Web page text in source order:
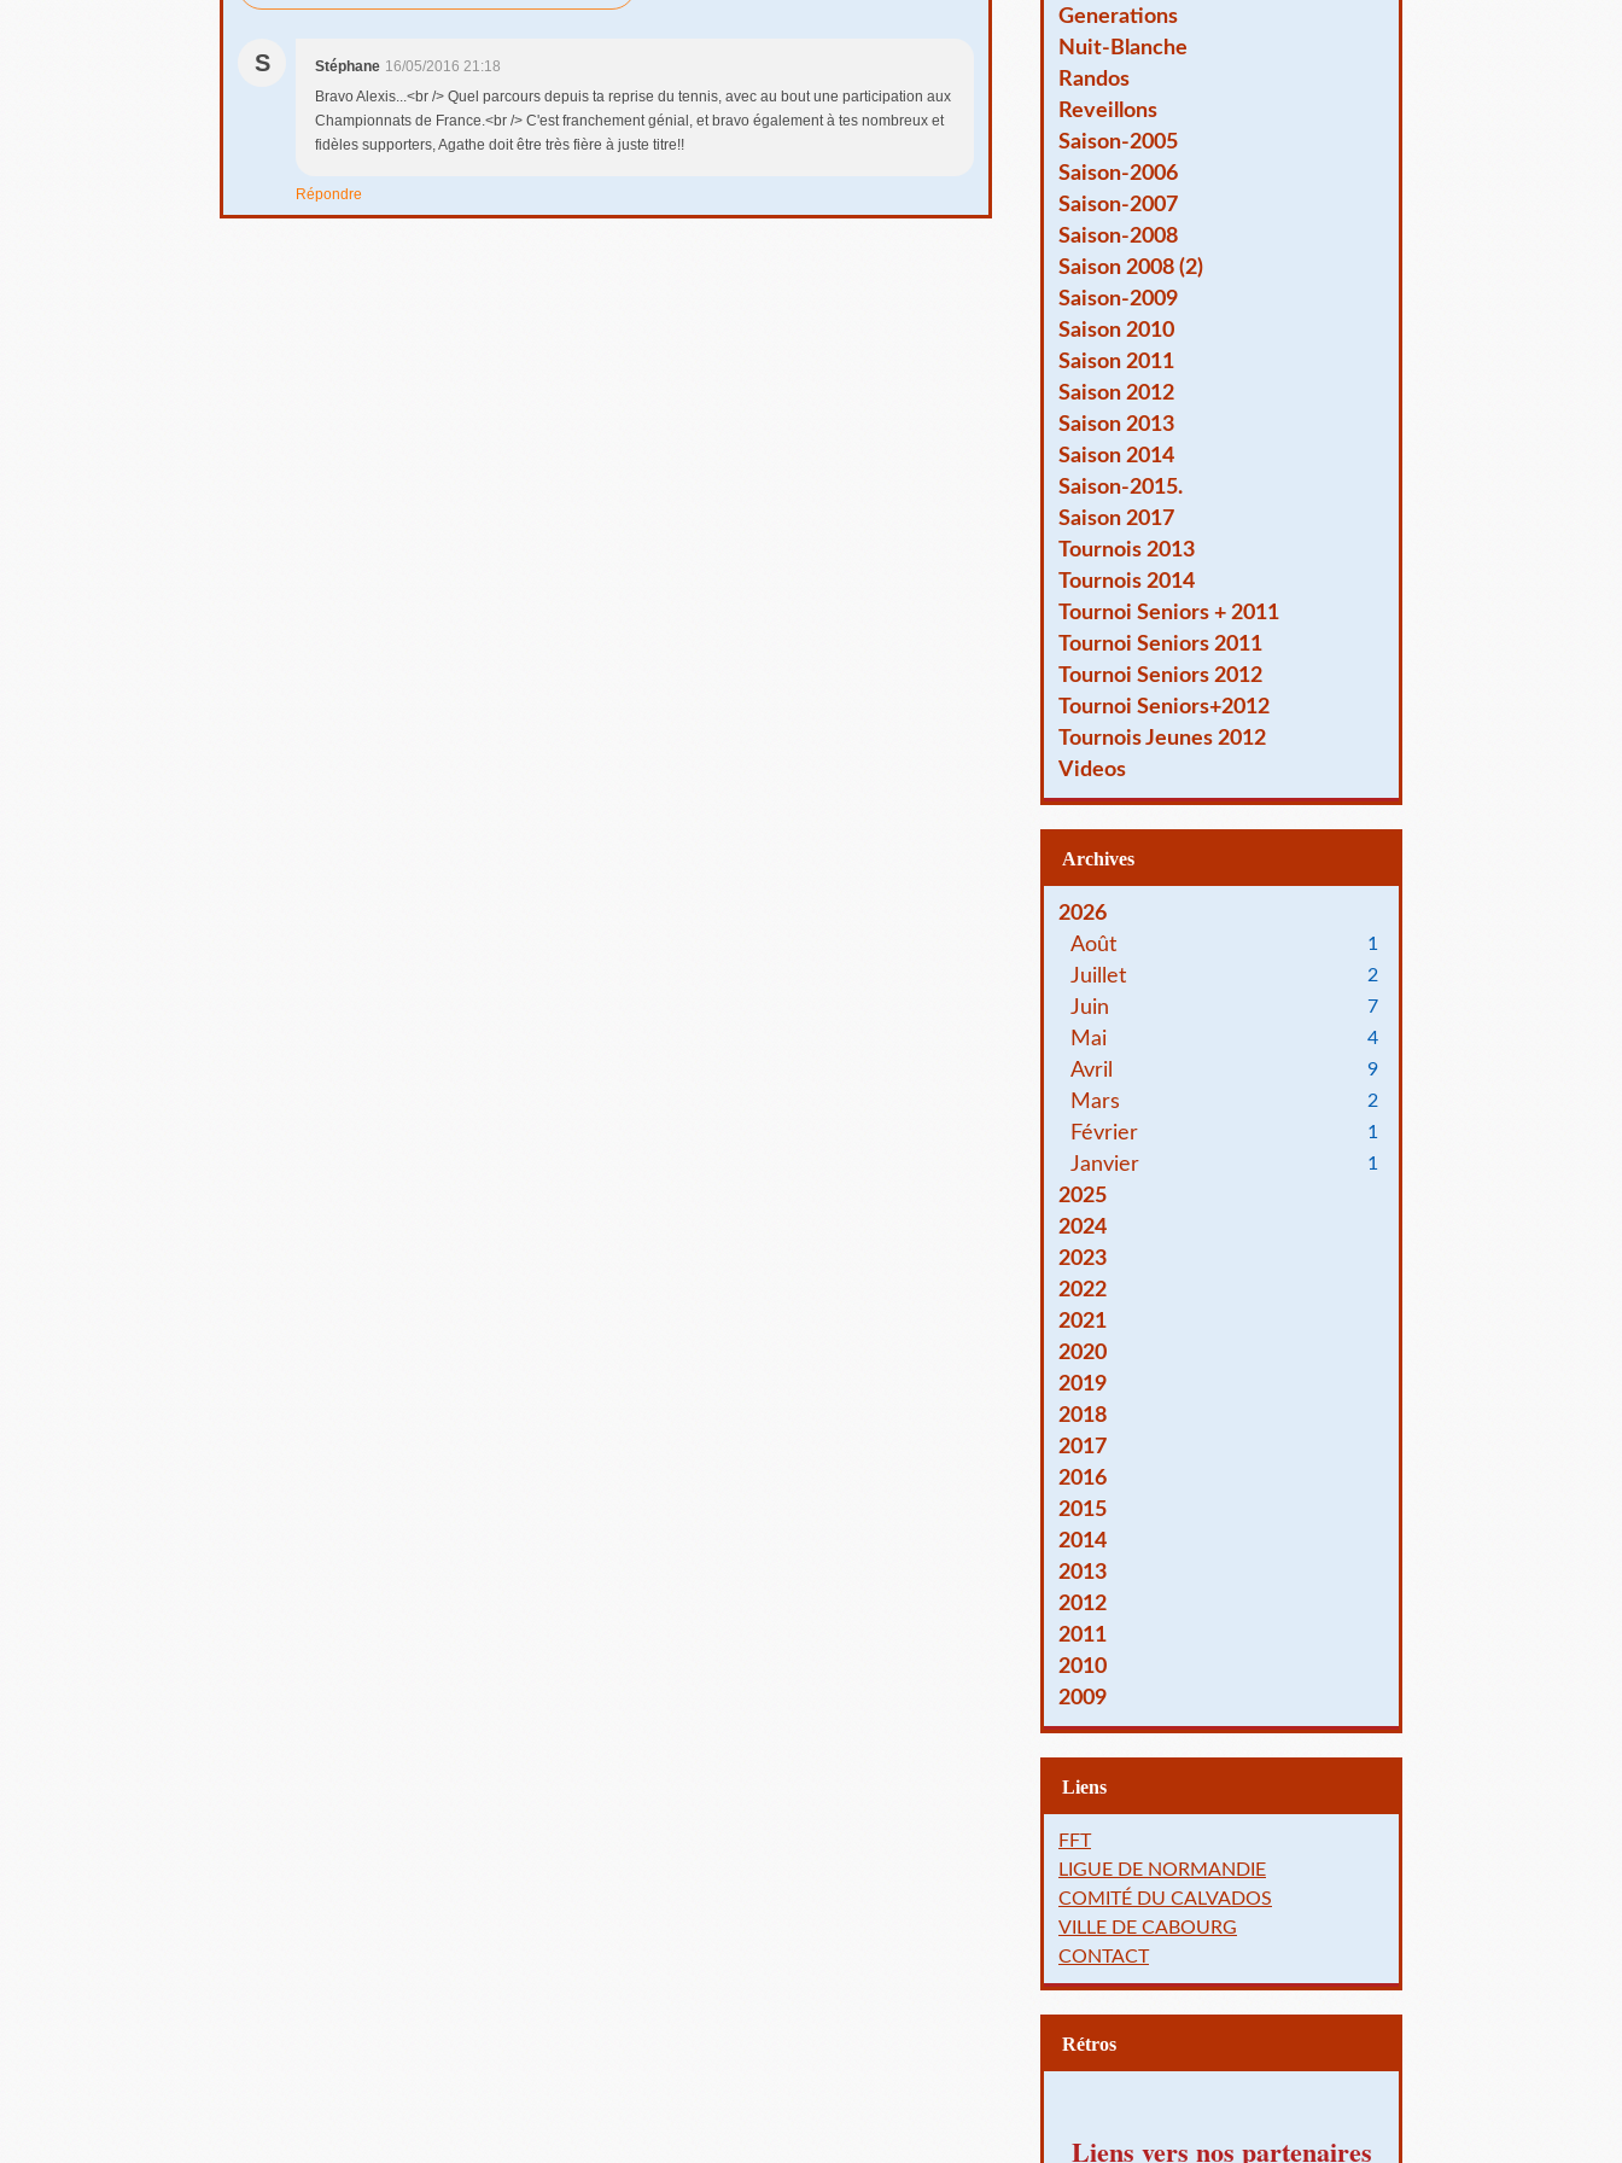
S Stéphane 16/05/2016 21:18
Bravo Alexis...<br /> Quel parcours depuis ta reprise du tennis, avec au bout une participation aux
Championnats de France.<br /> C'est franchement génial, et bravo également à tes nombreux et
fidèles supporters, Agathe doit être très fière à juste titre!!
Répondre
Generations
Nuit-Blanche
Randos
Reveillons
Saison-2005
Saison-2006
Saison-2007
Saison-2008
Saison 2008 (2)
Saison-2009
Saison 2010
Saison 2011
Saison 2012
Saison 2013
Saison 2014
Saison-2015.
Saison 2017
Tournois 2013
Tournois 2014
Tournoi Seniors + 2011
Tournoi Seniors 2011
Tournoi Seniors 2012
Tournoi Seniors+2012
Tournois Jeunes 2012
Videos
Archives
2026
Août
1
Juillet 2
Juin 7
Mai 4
Avril 9
Mars 2
Février 1
Janvier 1
2025
2024
2023
2022
2021
2020
2019
2018
2017
2016
2015
2014
2013
2012
2011
2010
2009
Liens
FFT
LIGUE DE NORMANDIE
COMITÉ DU CALVADOS
VILLE DE CABOURG
CONTACT
Rétros
Liens vers nos partenaires